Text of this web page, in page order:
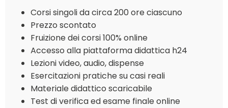
Corsi singoli da circa 200 ore ciascuno
Prezzo scontato
Fruizione dei corsi 100% online
Accesso alla piattaforma didattica h24
Lezioni video, audio, dispense
Esercitazioni pratiche su casi reali
Materiale didattico scaricabile
Test di verifica ed esame finale online